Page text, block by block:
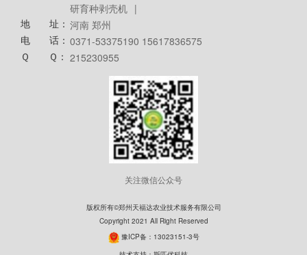
研育种剥壳机 |
地 址： 河南 郑州
电 话： 0371-53375190 15617836575
Ｑ Ｑ： 215230955
关注微信公众号
版权所有©郑州天福达农业技术服务有限公司
Copyright 2021 All Right Reserved
豫ICP备：13023151-3号